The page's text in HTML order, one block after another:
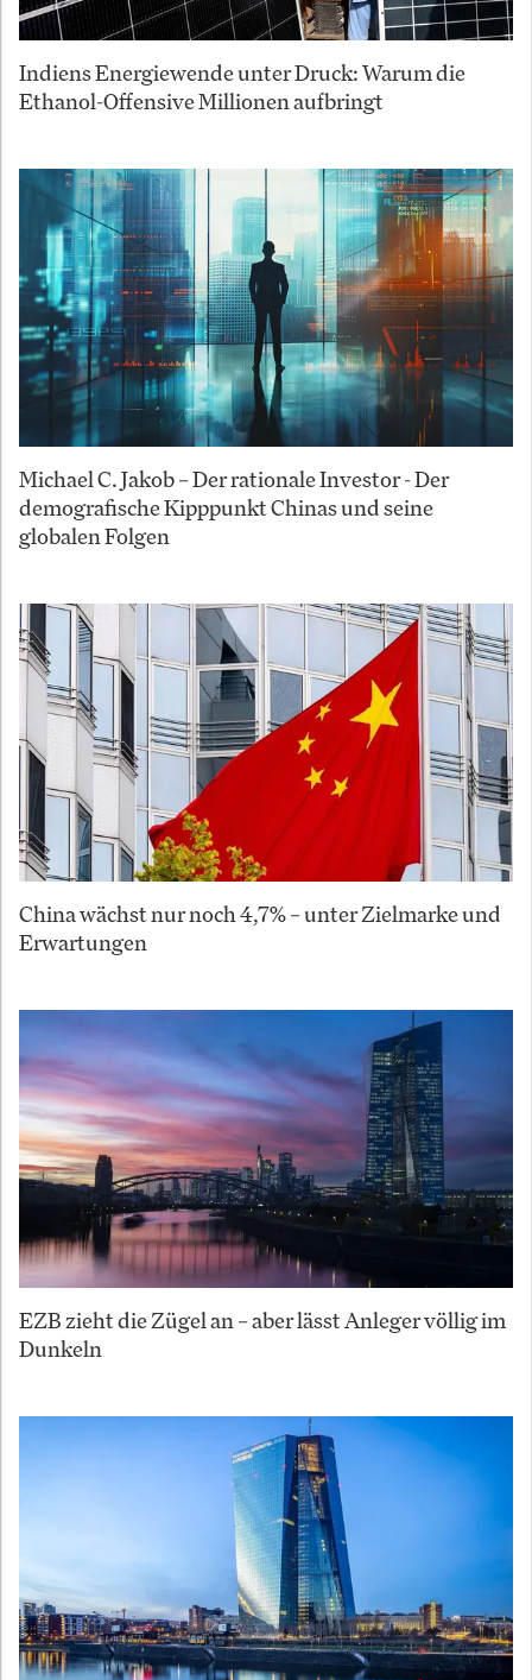
Indiens Energiewende unter Druck: Warum die
Ethanol-Offensive Millionen aufbringt
Michael C. Jakob – Der rationale Investor - Der
demografische Kipppunkt Chinas und seine
globalen Folgen
China wächst nur noch 4,7% – unter Zielmarke und
Erwartungen
EZB zieht die Zügel an – aber lässt Anleger völlig im
Dunkeln